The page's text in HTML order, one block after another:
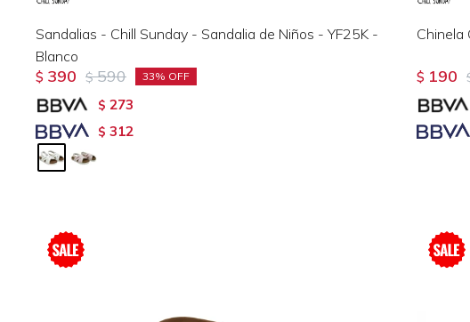
Sandalias - Chill Sunday - Sandalia de Niños - YF25K -
Blanco
$ 390 $ 590 33
$ 273
$ 312
Chinela
$ 190